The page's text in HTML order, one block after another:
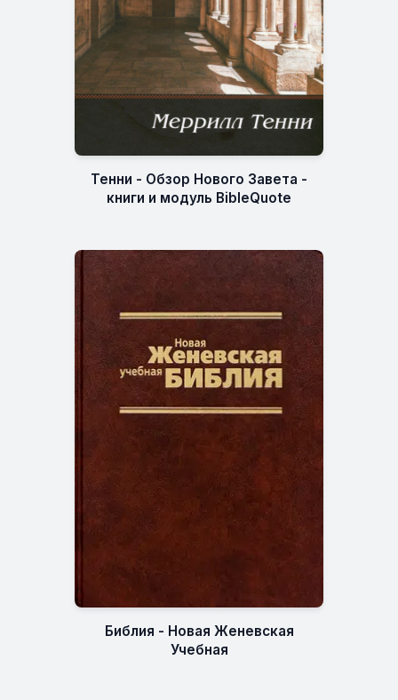
Тенни - Обзор Нового Завета -
книги и модуль BibleQuote
Библия - Новая Женевская
Учебная